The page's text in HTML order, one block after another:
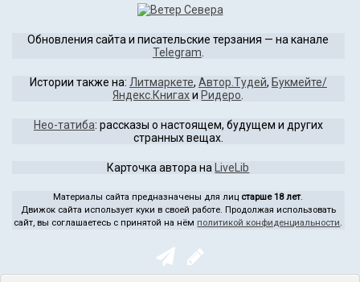
содержимому
Обновления сайта и писательские терзания — на канале
Telegram
Истории также на: Литмаркете, Автор.Тудей, Букмейте/
Яндекс.Книгахи Ридеро
Нео-татиба: рассказы о настоящем, будущем и других
странных вещах.
Карточка автора на LiveLib
Материалы сайта предназначены для лиц старше 18 лет.
Движок сайта использует куки в своей работе. Продолжая использовать
сайт, вы соглашаетесь с принятой на нём политикой конфиденциальности.